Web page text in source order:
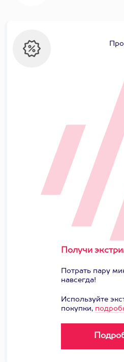
Получи
Потрать пару
навсегда!
Используйте
покупки,